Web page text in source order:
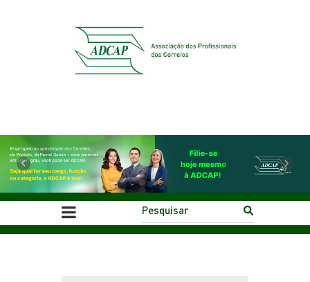
Previous Next